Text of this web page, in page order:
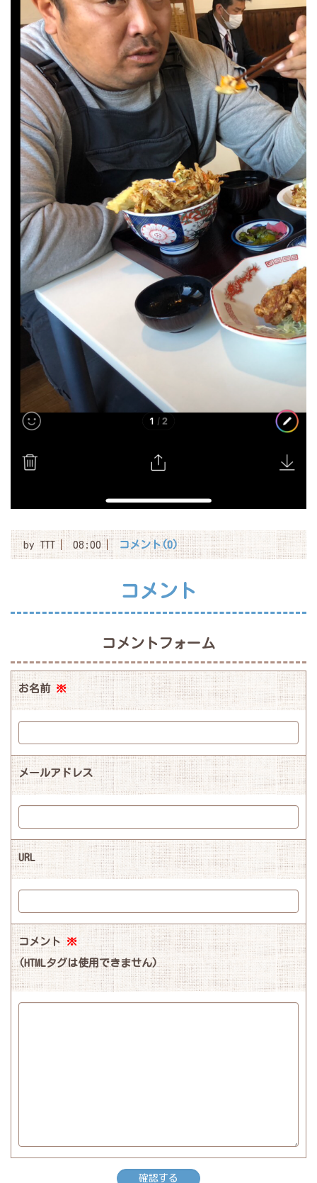
byTTT 08:00 コメント(0)
コメント
コメントフォーム
お名前 ※
メールアドレス
URL
コメント ※
(HTMLタグは使用できません)